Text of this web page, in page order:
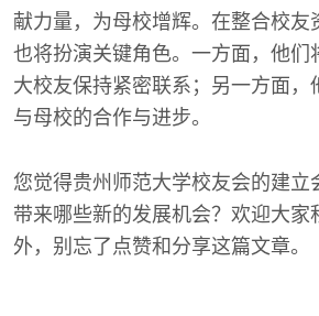
献力量，为母校增辉。在整合校友
也将扮演关键角色。一方面，他们
大校友保持紧密联系；另一方面，
与母校的合作与进步。
您觉得贵州师范大学校友会的建立
带来哪些新的发展机会？欢迎大家
外，别忘了点赞和分享这篇文章。